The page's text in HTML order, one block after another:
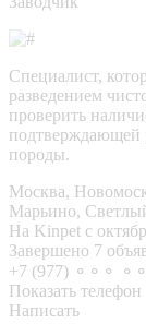
Специалист,
разведением
проверить
подтверждающей
породы.
Москва,
Марьино,
На Kinpet c
Завершено 7
+7 (977) ⚬⚬⚬
Показать телефон
Написать